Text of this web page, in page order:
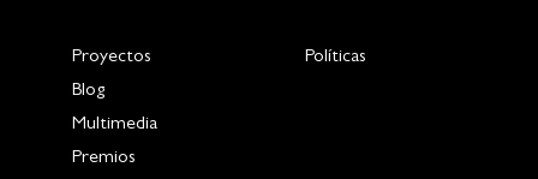
Proyectos
Blog
Multimedia
Premios
Políticas